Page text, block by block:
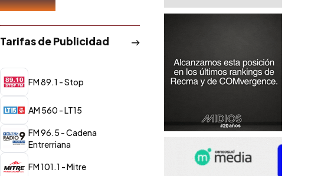
Tarifas de Publicidad
FM 89.1 - Stop
AM 560 - LT15
FM 96.5 - Cadena
Entrerriana
FM 101.1 - Mitre